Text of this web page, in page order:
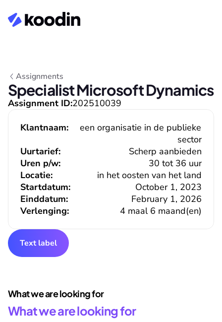
Assignments
Specialist Microsoft Dynamics
Assignment ID:202510039
Klantnaam:
een organisatie in de publieke
sector
Uurtarief:
Scherp aanbieden
30 tot 36 uur
Uren p/w:
Locatie:
in het oosten van het land
Verlenging: 4 maal 6 maand(en)
Einddatum: February 1, 2026
Startdatum: October 1, 2023
Text label
What we are looking for
What we are looking for